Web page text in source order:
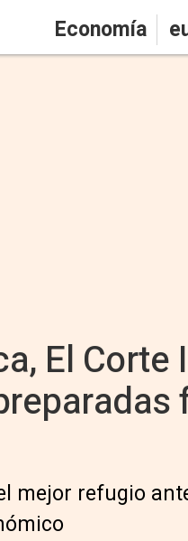
Economía
El
mejor refugio